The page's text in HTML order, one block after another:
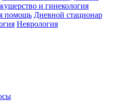
и гинекология
помощь Дневной стационар
Неврология